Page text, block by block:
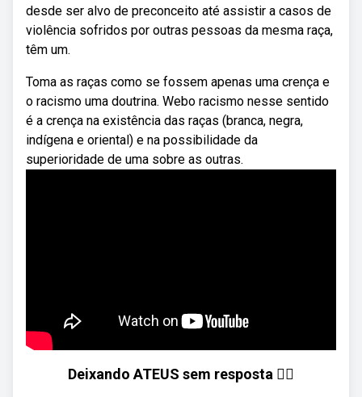
desde ser alvo de preconceito até assistir a casos de
violência sofridos por outras pessoas da mesma raça,
têm um.
Toma as raças como se fossem apenas uma crença e
o racismo uma doutrina. Webo racismo nesse sentido
é a crença na existência das raças (branca, negra,
indígena e oriental) e na possibilidade da
superioridade de uma sobre as outras.
Deixando ATEUS sem resposta 🤷‍♂️